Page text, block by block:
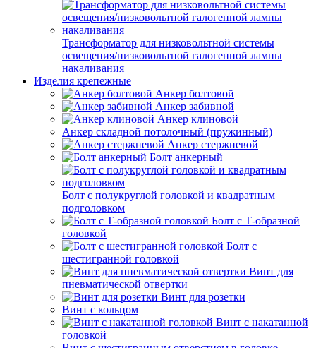
Трансформатор для низковольтной системы
освещения/низковольтной галогенной лампы
накаливания
Изделия крепежные
Анкер болтовой
Анкер забивной
Анкер клиновой
Анкер складной потолочный (пружинный)
Анкер стержневой
Болт анкерный
Болт с полукруглой головкой и квадратным
подголовком
Болт с Т-образной
головкой
Болт с
шестигранной головкой
Винт для
пневматической отвертки
Винт для розетки
Винт с кольцом
Винт с накатанной
головкой